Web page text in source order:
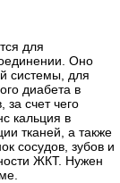
для
Оно
системы, для
диабета в
за счет чего
кальция в
тканей, а также
сосудов, зубов и
ЖКТ. Нужен